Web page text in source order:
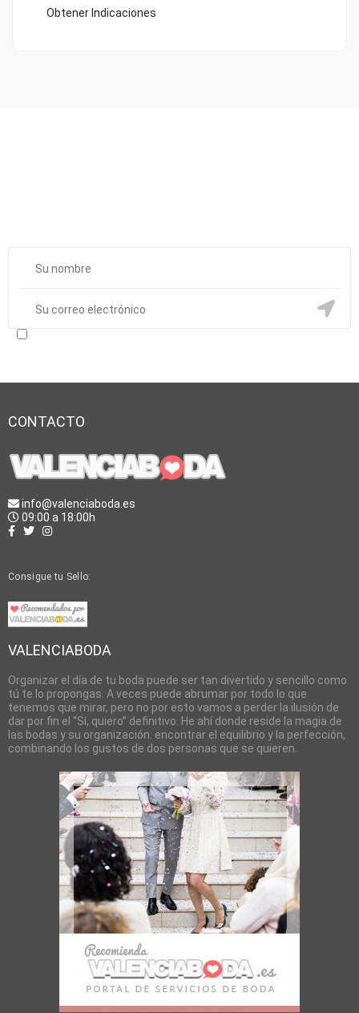
Obtener Indicaciones
CONTACTO
info@valenciaboda.es
09:00 a 18:00h
Consigue tu Sello:
VALENCIABODA
Organizar el día de tu boda puede ser tan divertido y sencillo como
tú te lo propongas. A veces puede abrumar por todo lo que
tenemos que mirar, pero no por esto vamos a perder la ilusión de
dar por fin el “Sí, quiero” definitivo. He ahí donde reside la magia de
las bodas y su organización: encontrar el equilibrio y la perfección,
combinando los gustos de dos personas que se quieren.